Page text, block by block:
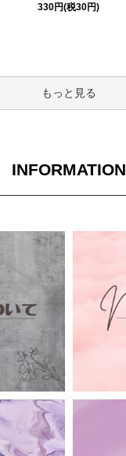
330円(税30円)
もっと見る
INFORMATION